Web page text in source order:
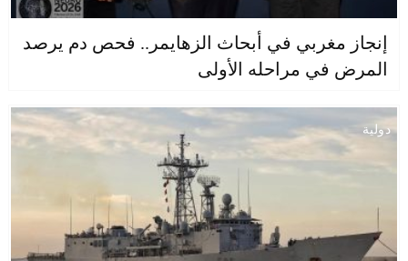
إنجاز مغربي في أبحاث الزهايمر.. فحص دم يرصد
المرض في مراحله الأولى
دولية